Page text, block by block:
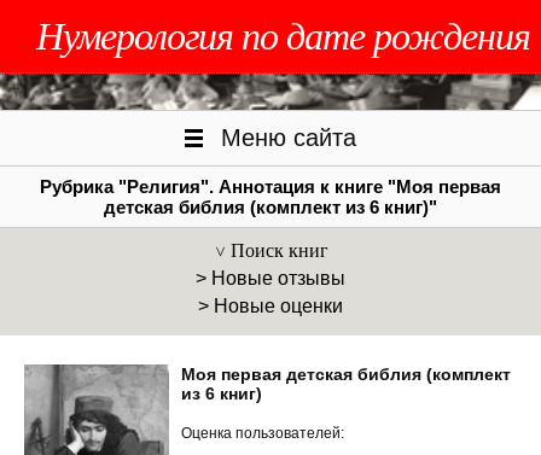
Нумерология по дате рождения
Меню сайта
Рубрика "Религия". Аннотация к книге "Моя первая
детская библия (комплект из 6 книг)"
Поиск книг
> Новые отзывы
> Новые оценки
Моя первая детская библия (комплект
из 6 книг)
Оценка пользователей: